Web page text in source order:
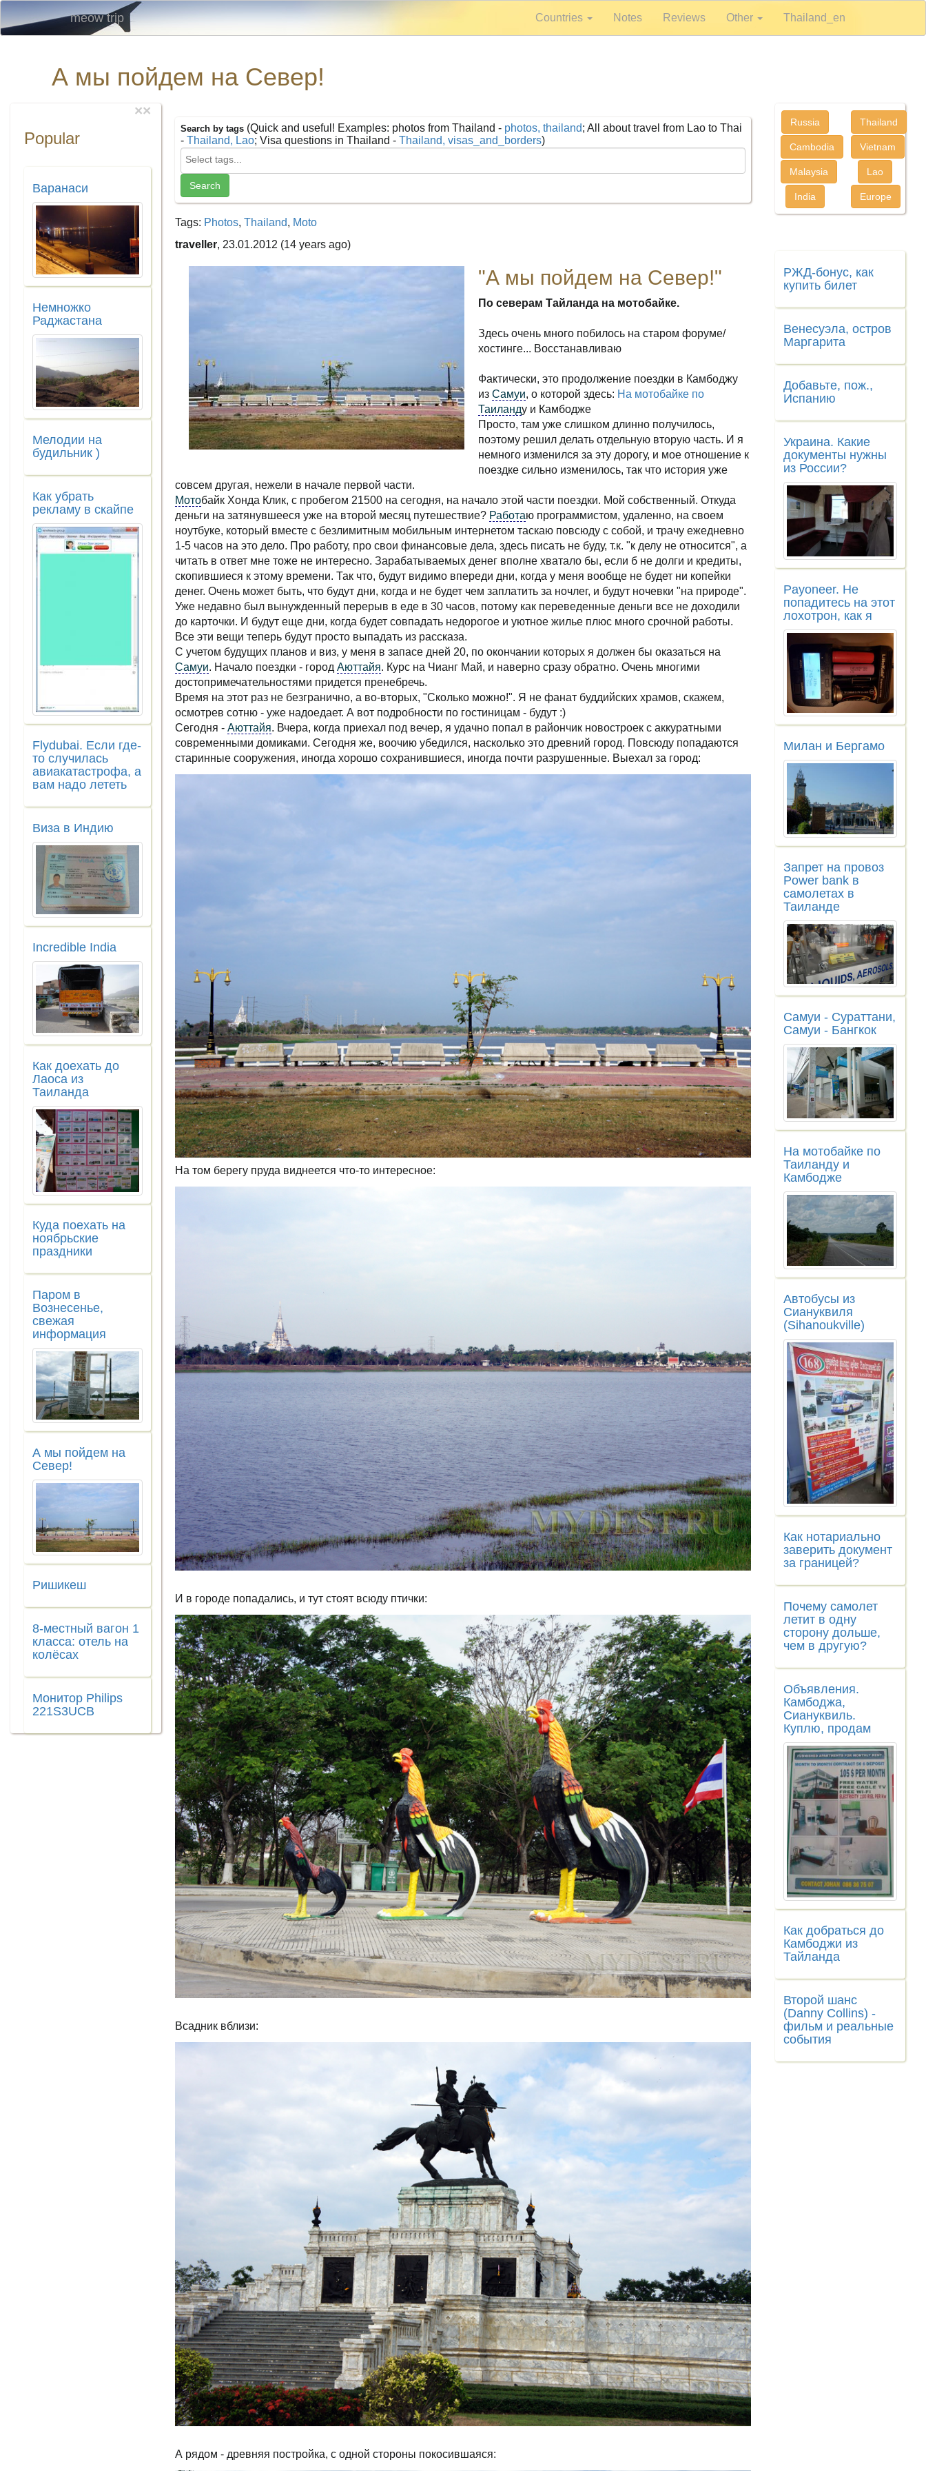
meow trip Countries Notes Reviews Other Thailand_en
А мы пойдем на Север!
×
×
Popular
Варанаси
Немножко
Раджастана
Мелодии на
будильник )
Как убрать
рекламу в скайпе
Flydubai. Если где-
то случилась
авиакатастрофа, а
вам надо лететь
Виза в Индию
Incredible India
Как доехать до
Лаоса из
Таиланда
Куда поехать на
ноябрьские
праздники
Паром в
Вознесенье,
свежая
информация
А мы пойдем на
Север!
Ришикеш
8-местный вагон 1
класса: отель на
колёсах
Монитор Philips
221S3UCB
Search by tags (Quick and useful! Examples: photos from Thailand - photos, thailand; All about travel from Lao to Thai
- Thailand, Lao; Visa questions in Thailand - Thailand, visas_and_borders)
Tags: Photos, Thailand, Moto
traveller, 23.01.2012 (14 years ago)
"А мы пойдем на Север!"
По северам Тайланда на мотобайке.
Здесь очень много побилось на старом форуме/
хостинге... Восстанавливаю
Фактически, это продолжение поездки в Камбоджу
из Самуи, о которой здесь: На мотобайке по
Таиланду и Камбодже
Просто, там уже слишком длинно получилось,
поэтому решил делать отдельную вторую часть. И я
немного изменился за эту дорогу, и мое отношение к
поездке сильно изменилось, так что история уже
совсем другая, нежели в начале первой части.
Мотобайк Хонда Клик, с пробегом 21500 на сегодня, на начало этой части поездки. Мой собственный. Откуда
деньги на затянувшееся уже на второй месяц путешествие? Работаю программистом, удаленно, на своем
ноутбуке, который вместе с безлимитным мобильным интернетом таскаю повсюду с собой, и трачу ежедневно
1-5 часов на это дело. Про работу, про свои финансовые дела, здесь писать не буду, т.к. "к делу не относится", а
читать в ответ мне тоже не интересно. Зарабатываемых денег вполне хватало бы, если б не долги и кредиты,
скопившиеся к этому времени. Так что, будут видимо впереди дни, когда у меня вообще не будет ни копейки
денег. Очень может быть, что будут дни, когда и не будет чем заплатить за ночлег, и будут ночевки "на природе".
Уже недавно был вынужденный перерыв в еде в 30 часов, потому как переведенные деньги все не доходили
до карточки. И будут еще дни, когда будет совпадать недорогое и уютное жилье плюс много срочной работы.
Все эти вещи теперь будут просто выпадать из рассказа.
С учетом будущих планов и виз, у меня в запасе дней 20, по окончании которых я должен бы оказаться на
Самуи. Начало поездки - город Аюттайя. Курс на Чианг Май, и наверно сразу обратно. Очень многими
достопримечательностями придется пренебречь.
Время на этот раз не безгранично, а во-вторых, "Сколько можно!". Я не фанат буддийских храмов, скажем,
осмотрев сотню - уже надоедает. А вот подробности по гостиницам - будут :)
Сегодня - Аюттайя. Вчера, когда приехал под вечер, я удачно попал в райончик новостроек с аккуратными
современными домиками. Сегодня же, воочию убедился, насколько это древний город. Повсюду попадаются
старинные сооружения, иногда хорошо сохранившиеся, иногда почти разрушенные. Выехал за город:
На том берегу пруда виднеется что-то интересное:
И в городе попадались, и тут стоят всюду птички:
Всадник вблизи:
А рядом - древняя постройка, с одной стороны покосившаяся:
Russia Thailand
Cambodia Vietnam
Malaysia Lao
India Europe
РЖД-бонус, как
купить билет
Венесуэла, остров
Маргарита
Добавьте, пож.,
Испанию
Украина. Какие
документы нужны
из России?
Payoneer. Не
попадитесь на этот
лохотрон, как я
Милан и Бергамо
Запрет на провоз
Power bank в
самолетах в
Таиланде
Самуи - Сураттани,
Самуи - Бангкок
На мотобайке по
Таиланду и
Камбодже
Автобусы из
Сиануквиля
(Sihanoukville)
Как нотариально
заверить документ
за границей?
Почему самолет
летит в одну
сторону дольше,
чем в другую?
Объявления.
Камбоджа,
Сиануквиль.
Куплю, продам
Как добраться до
Камбоджи из
Тайланда
Второй шанс
(Danny Collins) -
фильм и реальные
события